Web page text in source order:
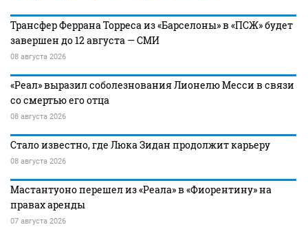
Трансфер Феррана Торреса из «Барселоны» в «ПСЖ» будет
завершен до 12 августа — СМИ
08 августа 2026
«Реал» выразил соболезнования Лионелю Месси в связи
со смертью его отца
08 августа 2026
Стало известно, где Люка Зидан продолжит карьеру
08 августа 2026
Мастантуоно перешел из «Реала» в «Фиорентину» на
правах аренды
07 августа 2026